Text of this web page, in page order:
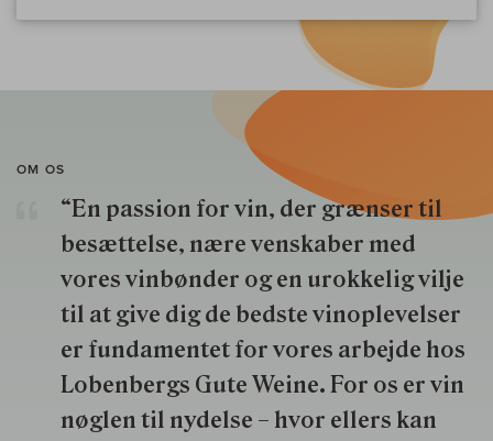
OM OS
“En passion for vin, der grænser til
besættelse, nære venskaber med
vores vinbønder og en urokkelig vilje
til at give dig de bedste vinoplevelser
er fundamentet for vores arbejde hos
Lobenbergs Gute Weine. For os er vin
nøglen til nydelse – hvor ellers kan